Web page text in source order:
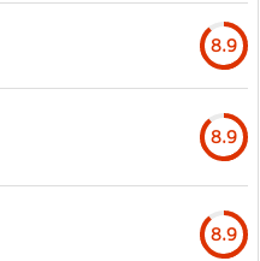
8.9
8.9
8.9